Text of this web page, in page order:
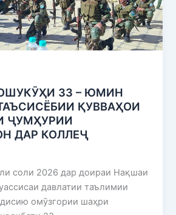
33 – ЮМИН
ҚУВВАҲОИ
ҶУМҲУРИИ
ДАР КОЛЛЕҶ
соли 2026 дар доираи Нақшаи
давлатии таълимии
омӯзгории шаҳри